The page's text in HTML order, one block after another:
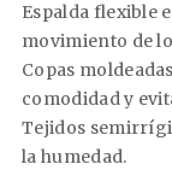
Espalda flexible
movimiento de
Copas
comodidad y
Tejidos
la humedad.